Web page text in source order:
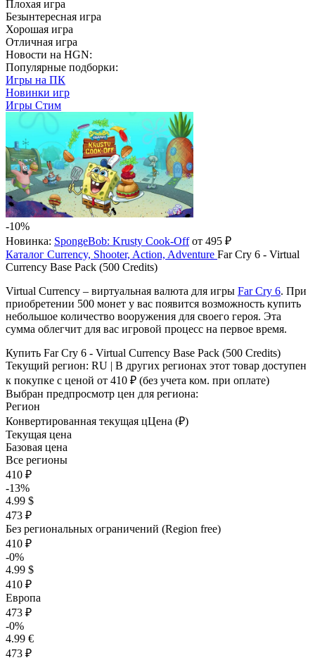
Плохая игра
Безынтересная игра
Хорошая игра
Отличная игра
Новости на HGN:
Популярные подборки:
Игры на ПК
Новинки игр
Игры Стим
-10%
Новинка: SpongeBob: Krusty Cook-Offот 495 ₽
Каталог Currency, Shooter, Action, Adventure Far Cry 6 - Virtual
Currency Base Pack (500 Credits)
Virtual Currency – виртуальная валюта для игры Far Cry 6. При
приобретении 500 монет у вас появится возможность купить
небольшое количество вооружения для своего героя. Эта
сумма облегчит для вас игровой процесс на первое время.
Купить Far Cry 6 - Virtual Currency Base Pack (500 Credits)
Текущий регион: RU | В других регионах этот товар доступен
к покупке с ценой от 410 ₽ (без учета ком. при оплате)
Выбран предпросмотр цен для региона:
Регион
Конвертированная текущая цЦена (₽)
Текущая цена
Базовая цена
Все регионы
410 ₽
-13%
4.99 $
473 ₽
Без региональных ограничений (Region free)
410 ₽
-0%
4.99 $
410 ₽
Европа
473 ₽
-0%
4.99 €
473 ₽